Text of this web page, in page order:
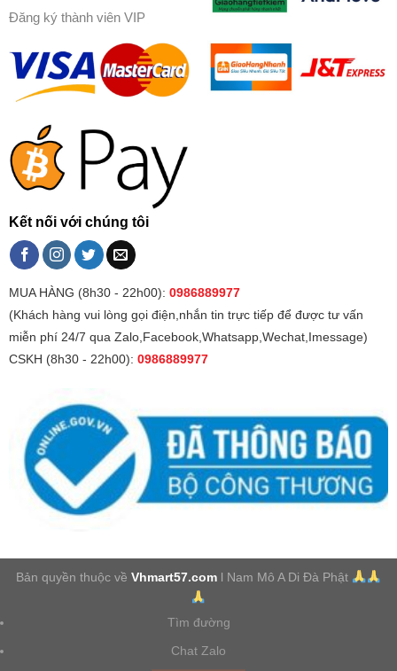
Đăng ký thành viên VIP
Kết nối với chúng tôi
MUA HÀNG (8h30 - 22h00): 0986889977
(Khách hàng vui lòng gọi điện,nhắn tin trực tiếp để được tư vấn
miễn phí 24/7 qua Zalo,Facebook,Whatsapp,Wechat,Imessage)
CSKH (8h30 - 22h00): 0986889977
Bản quyền thuộc vềVhmart57.com l Nam Mô A Di Đà Phật
Tìm đường
Chat Zalo